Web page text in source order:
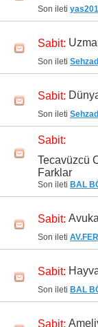
Son ileti
Sabit:
Son ileti
Sabit:
Son ileti
Sabit:
Tecavüzcü
Farklar
Son ileti BAL
Sabit:
Son ileti
Sabit:
Son ileti BAL
Sabit: